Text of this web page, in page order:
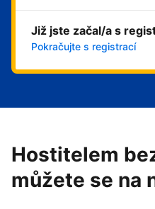
Již jste začal/a s
Pokračujte s registrací
Hostitelem
můžete se na